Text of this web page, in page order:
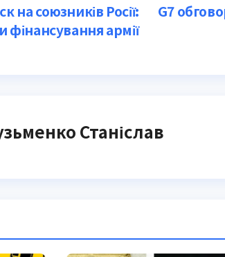
G7
на союзників Росії:
фінансування армії
Станіслав